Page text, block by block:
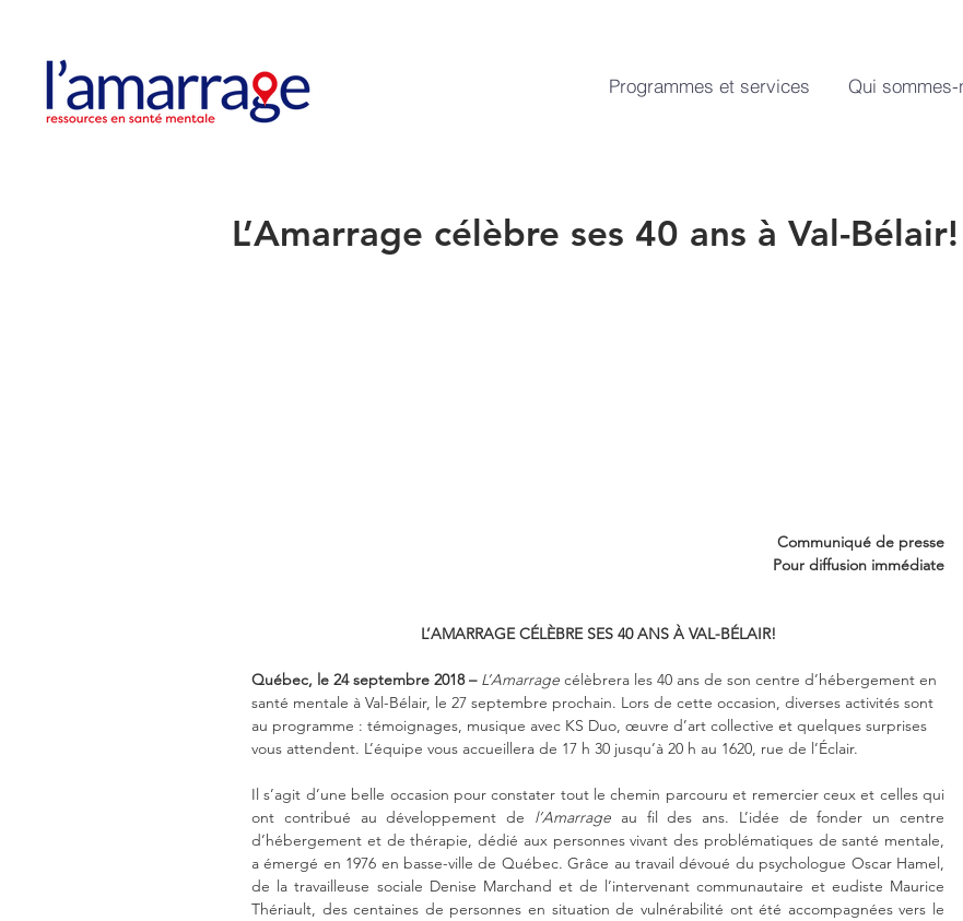
Programmes et services Qui sommes-
L’Amarrage célèbre ses 40 ans à Val-Bélair!
Communiqué de presse
Pour diffusion immédiate
L’AMARRAGE CÉLÈBRE SES 40 ANS À VAL-BÉLAIR!
Québec, le 24 septembre 2018 – L’Amarrage célèbrera les 40 ans de son centre d’hébergement en
santé mentale à Val-Bélair, le 27 septembre prochain. Lors de cette occasion, diverses activités sont
au programme : témoignages, musique avec KS Duo, œuvre d’art collective et quelques surprises
vous attendent. L’équipe vous accueillera de 17 h 30 jusqu’à 20 h au 1620, rue de l’Éclair.
Il s’agit d’une belle occasion pour constater tout le chemin parcouru et remercier ceux et celles qui
ont contribué au développement de l’Amarrage au fil des ans. L’idée de fonder un centre
d’hébergement et de thérapie, dédié aux personnes vivant des problématiques de santé mentale,
a émergé en 1976 en basse-ville de Québec. Grâce au travail dévoué du psychologue Oscar Hamel,
de la travailleuse sociale Denise Marchand et de l’intervenant communautaire et eudiste Maurice
Thériault, des centaines de personnes en situation de vulnérabilité ont été accompagnées vers le